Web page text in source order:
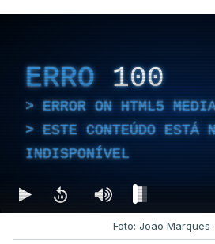
ERRO 100
ERROR ON HTML5
ESTE CONTEÚDO ESTÁ
INDISPONÍVEL
Foto: João Marques